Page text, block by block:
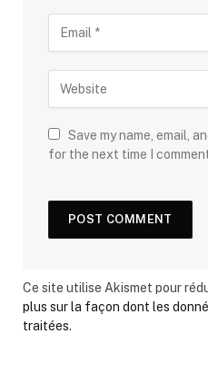
Save my name, email,
for the next time I
Ce site utilise Akismet pour
plus sur la façon dont les
traitées.